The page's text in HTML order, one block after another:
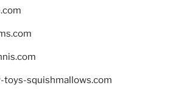
squishmallows.com